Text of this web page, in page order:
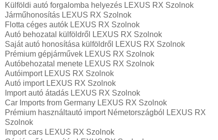
Külföldi autó forgalomba helyezés LEXUS RX Szolnok
Járműhonosítás LEXUS RX Szolnok
Flotta céges autók LEXUS RX Szolnok
Autó behozatal külföldről LEXUS RX Szolnok
Saját autó honosítása külföldről LEXUS RX Szolnok
Prémium gépjárművek LEXUS RX Szolnok
Autóbehozatal menete LEXUS RX Szolnok
Autóimport LEXUS RX Szolnok
Autó import LEXUS RX Szolnok
Import autó átadás LEXUS RX Szolnok
Car Imports from Germany LEXUS RX Szolnok
Prémium használtautó import Németországból LEXUS RX
Szolnok
Import cars LEXUS RX Szolnok